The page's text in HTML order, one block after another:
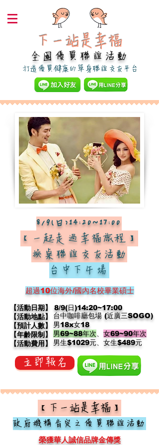
下一站是幸福​
全國優質聯誼活動
​打造優質健康的單身聯誼交友平台
【活動日期】
【活動地點】
【預計人數】
【年齡限制】
【活動費用】
台中咖啡廳包場 (近廣三SOGO)
男18x女18
男69~88年次
女69~90年次
​男生$1029元、女生$489元
8/9(日)14:20~17:00
【一起走過幸福旅程 】
換桌聯誼交友活動
台中下午場
立即報名
超過10位海外/國內名校畢業碩士
【下一站是幸福】
政府機構肯定之優質聯誼活動
8/9(日)14:20~17:00
榮獲華人誠信品牌金傳獎